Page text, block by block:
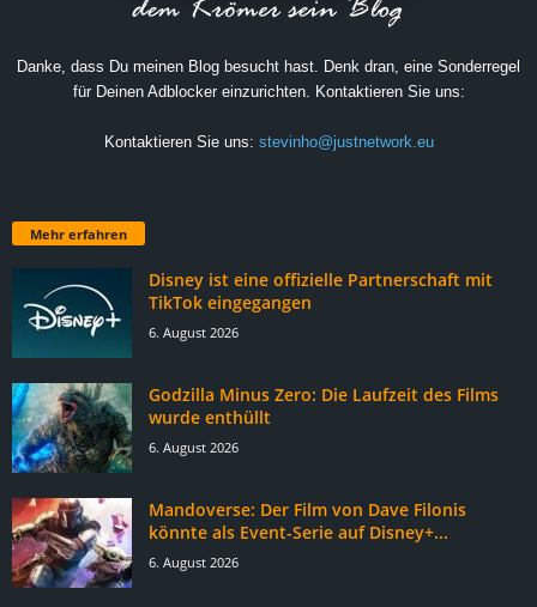
Danke, dass Du meinen Blog besucht hast. Denk dran, eine Sonderregel
für Deinen Adblocker einzurichten. Kontaktieren Sie uns:
Kontaktieren Sie uns: stevinho@justnetwork.eu
Mehr erfahren
Disney ist eine offizielle Partnerschaft mit
TikTok eingegangen
6. August 2026
Godzilla Minus Zero: Die Laufzeit des Films
wurde enthüllt
6. August 2026
Mandoverse: Der Film von Dave Filonis
könnte als Event-Serie auf Disney+...
6. August 2026